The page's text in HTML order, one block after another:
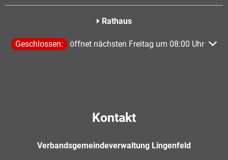
Rathaus
Klicken, um weitere Öffnungs- oder Schließzeiten
Geschlossen: öffnet nächsten Freitag um 08:00 Uhr
Kontakt
Verbandsgemeindeverwaltung Lingenfeld